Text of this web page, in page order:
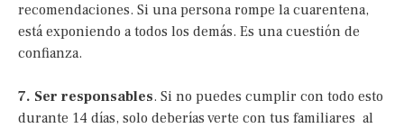
recomendaciones. Si una persona rompe la cuarentena,
está exponiendo a todos los demás. Es una cuestión de
confianza.
7. Ser responsables. Si no puedes cumplir con todo esto
durante 14 días, solo deberías verte con tus familiares al